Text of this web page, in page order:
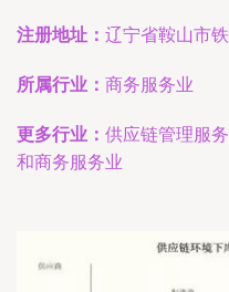
注册地址： 辽宁省鞍山市
所属行业： 商务服务业
更多行业： 供应链管理服
和商务服务业